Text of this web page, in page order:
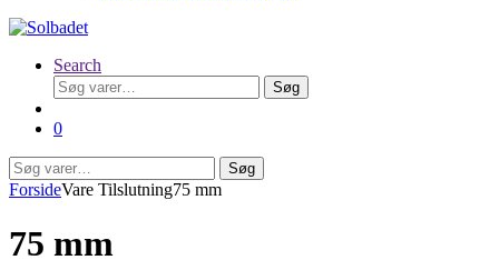
Search
Søg
efter:
Søg
0
Søg
efter:
Søg
ForsideVare Tilslutning75 mm
75 mm